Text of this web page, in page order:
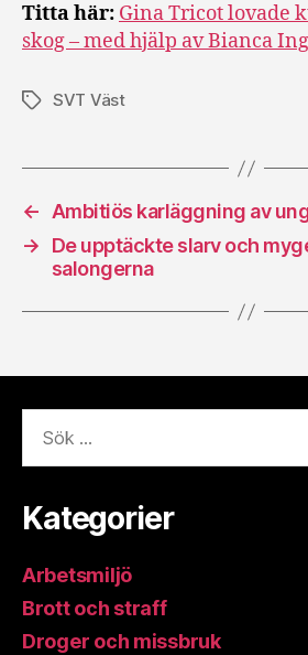
Titta här: Gina Tricot lovade
skog – med hjälp av Bianca
EtiketterSVT Väst
←
Ambitiös karläggning av
→
De upptäckte slarv och
salongerna
efter:
Kategorier
Arbetsmiljö
Brott och straff
Droger och missbruk